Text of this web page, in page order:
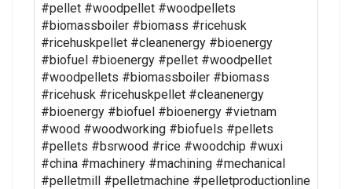
#pellet #woodpellet #woodpellets
#biomassboiler #biomass #ricehusk
#ricehuskpellet #cleanenergy #bioenergy
#biofuel #bioenergy #pellet #woodpellet
#woodpellets #biomassboiler #biomass
#ricehusk #ricehuskpellet #cleanenergy
#bioenergy #biofuel #bioenergy #vietnam
#wood #woodworking #biofuels #pellets
#pellets #bsrwood #rice #woodchip #wuxi
#china #machinery #machining #mechanical
#pelletmill #pelletmachine #pelletproductionline